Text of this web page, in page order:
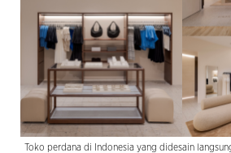
Toko perdana di Indonesia yang didesain